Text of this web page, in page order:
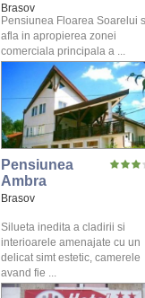
Brasov
Pensiunea Floarea Soarelui
afla in apropierea zonei
comerciala principala a ...
Pensiunea
Ambra
Brasov
Silueta inedita a cladirii si
interioarele amenajate cu un
delicat simt estetic, camerele
avand fie ...